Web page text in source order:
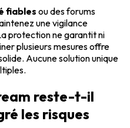
fiables ou des forums
une vigilance
protection ne garantit ni
plusieurs mesures offre
Aucune solution unique
reste-t-il
les risques